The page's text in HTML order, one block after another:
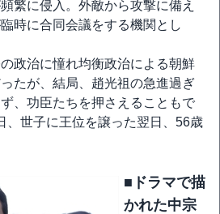
繁に侵入。外敵から攻撃に備え
時に合同会議をする機関とし
政治に憧れ均衡政治による朝鮮
たが、結局、趙光祖の急進過ぎ
、功臣たちを押さえることもで
、世子に王位を譲った翌日、56歳
■ドラマで描
かれた中宗